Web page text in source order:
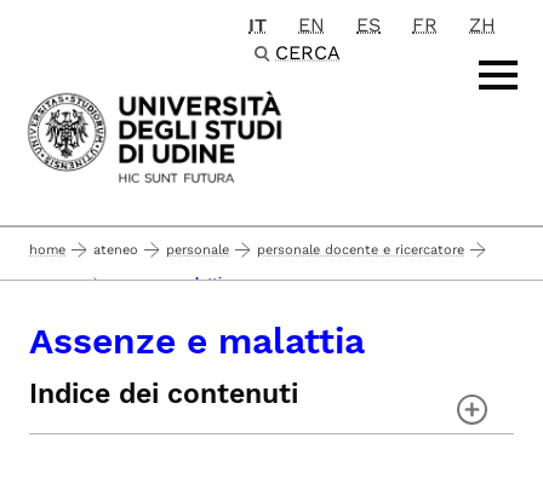
Passa al contenuto principale
IT EN ES FR
ZH
CERCA
home ateneo personale personale docente e ricercatore
assenze assenze e malattia
Assenze e malattia
Indice dei contenuti